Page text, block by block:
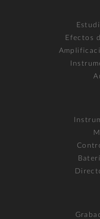
Efectos